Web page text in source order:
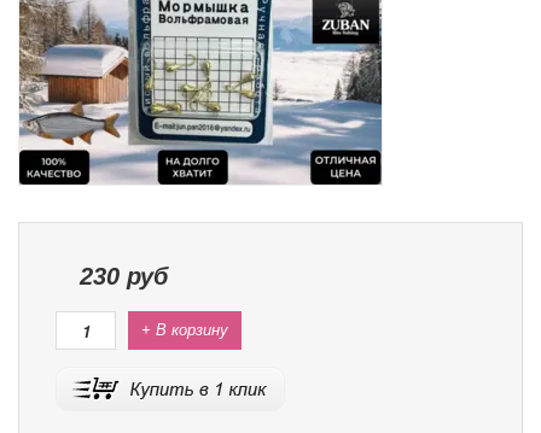
230 руб
+ В корзину